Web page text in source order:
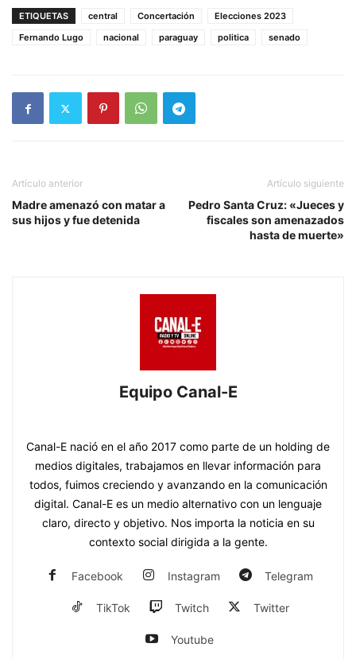
ETIQUETAS central Concertación
Elecciones 2023
Fernando Lugo
nacional paraguay politica senado
Artículo anterior
Madre amenazó con matar a
sus hijos y fue detenida
Artículo siguiente
Pedro Santa Cruz: «Jueces y
fiscales son amenazados
hasta de muerte»
Equipo Canal-E
Canal-E nació en el año 2017 como parte de un holding de
medios digitales, trabajamos en llevar información para
todos, fuimos creciendo y avanzando en la comunicación
digital. Canal-E es un medio alternativo con un lenguaje
claro, directo y objetivo. Nos importa la noticia en su
contexto social dirigida a la gente.
Facebook Instagram Telegram
TikTok Twitch Twitter
Youtube